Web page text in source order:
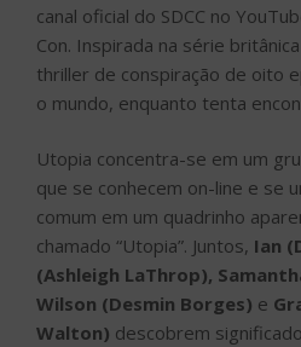
canal oficial do SDCC no
Con. Inspirada na série
thriller de conspiração de oito
o mundo, enquanto tenta
Utopia concentra-se em um
que se conhecem on-line e se
comum em um quadrinho
chamado “Utopia”. Juntos, Ian
(Ashleigh LaThrop),
Wilson (Desmin Borges) e
Walton) descobrem